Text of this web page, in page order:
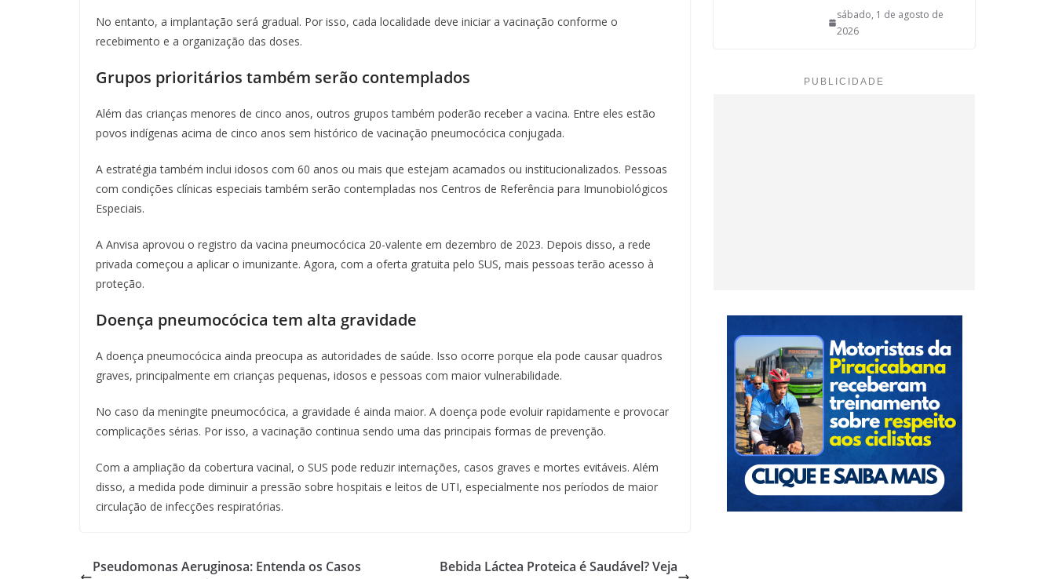
No entanto, a implantação será gradual. Por isso, cada localidade deve iniciar a vacinação conforme o
recebimento e a organização das doses.
Grupos prioritários também serão contemplados
Além das crianças menores de cinco anos, outros grupos também poderão receber a vacina. Entre eles estão
povos indígenas acima de cinco anos sem histórico de vacinação pneumocócica conjugada.
A estratégia também inclui idosos com 60 anos ou mais que estejam acamados ou institucionalizados. Pessoas
com condições clínicas especiais também serão contempladas nos Centros de Referência para Imunobiológicos
Especiais.
A Anvisa aprovou o registro da vacina pneumocócica 20-valente em dezembro de 2023. Depois disso, a rede
privada começou a aplicar o imunizante. Agora, com a oferta gratuita pelo SUS, mais pessoas terão acesso à
proteção.
Doença pneumocócica tem alta gravidade
A doença pneumocócica ainda preocupa as autoridades de saúde. Isso ocorre porque ela pode causar quadros
graves, principalmente em crianças pequenas, idosos e pessoas com maior vulnerabilidade.
No caso da meningite pneumocócica, a gravidade é ainda maior. A doença pode evoluir rapidamente e provocar
complicações sérias. Por isso, a vacinação continua sendo uma das principais formas de prevenção.
Com a ampliação da cobertura vacinal, o SUS pode reduzir internações, casos graves e mortes evitáveis. Além
disso, a medida pode diminuir a pressão sobre hospitais e leitos de UTI, especialmente nos períodos de maior
circulação de infecções respiratórias.
Pseudomonas Aeruginosa: Entenda os Casos
Bebida Láctea Proteica é Saudável? Veja
sábado, 1 de agosto de
2026
PUBLICIDADE